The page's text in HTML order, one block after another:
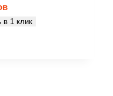
в 1 клик